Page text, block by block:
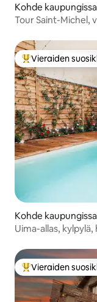
Kohde
Tour Saint-Michel,
Vieraiden
Vieraiden
Kohde
Uima-allas, kylpylä,
Vieraiden
Vieraiden